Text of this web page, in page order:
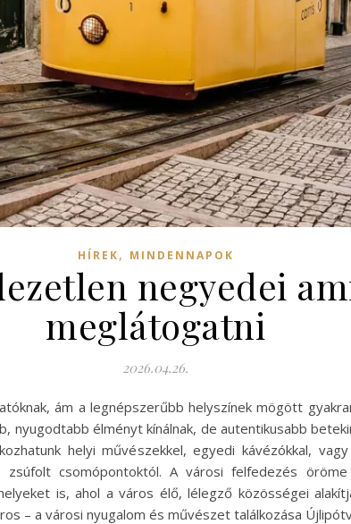
HÍREK, MINDENNAPOK
negyedei
meglátogatni
2026.04.26.
ám a legnépszerűbb helyszínek mögött
nyugodtabb élményt kínálnak, de autentikusabb
helyi művészekkel, egyedi kávézókkal,
csomópontoktól. A városi felfedezés
is, ahol a város élő, lélegző közösségei
– a városi nyugalom és művészet találkozása